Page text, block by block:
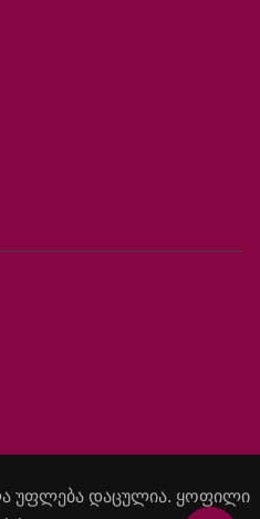
უფლება დაცულია. ყოფილი